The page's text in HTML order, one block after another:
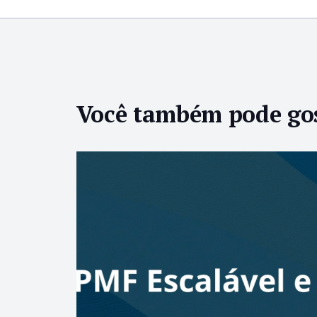
Você também pode